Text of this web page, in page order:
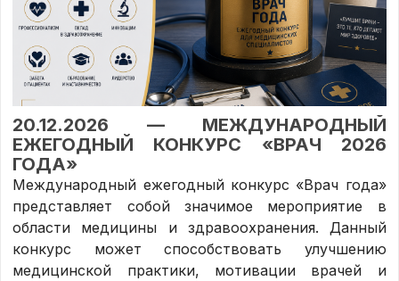
20.12.2026 — МЕЖДУНАРОДНЫЙ
ЕЖЕГОДНЫЙ КОНКУРС «ВРАЧ 2026
ГОДА»
Международный ежегодный конкурс «Врач года»
представляет собой значимое мероприятие в
области медицины и здравоохранения. Данный
конкурс может способствовать улучшению
медицинской практики, мотивации врачей и